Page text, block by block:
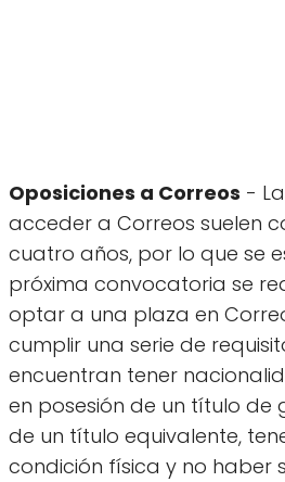
Oposiciones a Correos -
acceder a Correos suelen
cuatro años, por lo que se
próxima convocatoria se
optar a una plaza en
cumplir una serie de
encuentran tener
en posesión de un título de
de un título equivalente,
condición física y no haber